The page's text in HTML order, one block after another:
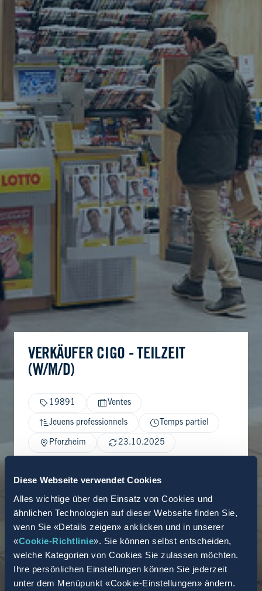
Diese Webseite verwendet Cookies
Alles wichtige über den Einsatz von Cookies und
ähnlichen Technologien auf dieser Webseite finden Sie,
wenn Sie «Details zeigen» anklicken und in unserer
«Cookie-Richtlinie». Sie können selbst entscheiden,
welche Kategorien von Cookies Sie zulassen möchten.
Ihre persönlichen Einstellungen können Sie jederzeit
unter dem Menüpunkt «Cookie-Einstellungen» ändern.
VERKÄUFER CIGO - TEILZEIT
(W/M/D)
19891 Ventes
Jeuens professionnels Temps partiel
Pforzheim 23.10.2025